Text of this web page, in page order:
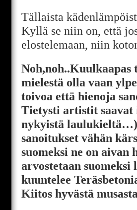
Tällaista
Kyllä se niin on, että
elostelemaan, niin
mielestä olla vaan
toivoa että hienoja
Tietysti artistit saavat
nykyistä
sanoitukset vähän
suomeksi ne on aivan
arvostetaan
kuuntelee
Kiitos hyvästä